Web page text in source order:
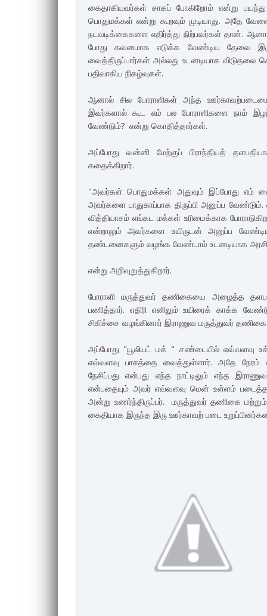
கைதாகியவர்கள் சாகப் போகிறோம் என்று
பொதுமக்கள் என்று கூறவும் முடியாது. அதே
நடவடிக்கைகளை எதிர்த்து நிற்பவர்கள் தான்.
போது கவனமாக எடுக்க வேண்டிய தேவை
வைத்திருப்பார்கள் அல்லது உடனடியாக விடுதலை
பதிவாகிய நிகழ்வுகள்.
ஆனால் சில போராளிகள் அந்த
இவர்களால் கூட எம் பல போராளிகளை நாம்
வேண்டும்? என்று கொதித்தார்கள்.
அப்போது வன்னி மேற்குப் பிராந்தியத்
கதைக்கிறார்.
"அவர்கள் பொதுமக்கள் அதுவும் இப்போது எம்
அவர்களை பாதுகாப்பாக திருப்பி அனுப்ப
வித்தியாசம் எங்கட மக்கள் உரிமைக்காக
என்றாலும் அவர்களை உயிருடன் அனுப்ப
தண்டனைகளும் வழங்க வேண்டாம் உடனடியாக
என்று அறிவுறுத்துகிறார்.
போராளி மருத்துவர் தணிகையை அழைத்த தளபதி
பணித்தார். எதிரி எனிலும் உயிரைக் காக்க
சிகிச்சை வழங்கினார் இராணுவ மருத்துவர்
அப்போது "யூலியட் மக் " சண்டையில் எவ்வளவு
எவ்வளவு பாசத்தை வைத்துள்ளார். அதே நேரம்
நேசிப்பது என்பது எந்த நாட்டிலும் எந்த
என்பதையும் அவர் எவ்வளவு மென் உள்ளம்
அன்று உணர்ந்திருப்பர். மருத்துவர் தணிகை
கைதியாக இருந்த இரு ஊர்காவற் படை